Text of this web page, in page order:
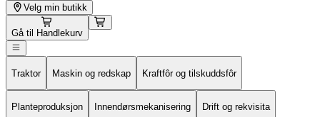
Velg min butikk
Gå til Handlekurv
Traktor Maskin og redskap Kraftfôr og tilskuddsfôr
Planteproduksjon Innendørsmekanisering Drift og rekvisita